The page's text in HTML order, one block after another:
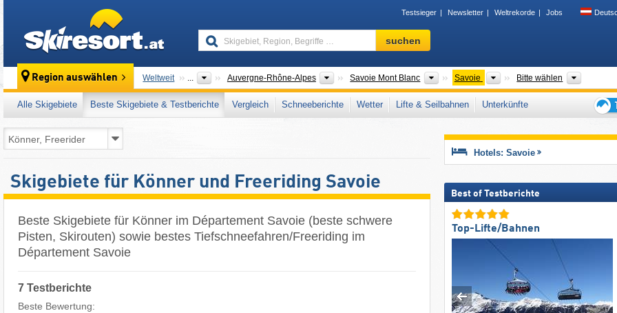
Testsieger Newsletter Weltrekorde Jobs
Skigebiet,
Region,
…
suchen
Region auswählen Weltweit ... Auvergne-Rhône-Alpes Neue Regionen
Savoie Mont Blanc Tourismusregionen
Savoie Départements
Bitte wählen
Alle Skigebiete Beste Skigebiete & Testberichte Vergleich Schneeberichte Wetter Lifte & Seilbahnen
Unterkünfte
für
Skigebiete für Könner und Freeriding Savoie
Beste Skigebiete für Könner im Département Savoie (beste schwere
Pisten, Skirouten) sowie bestes Tiefschneefahren/Freeriding im
Département Savoie
7 Testberichte
Beste Bewertung:
Hotels: Savoie
Best of Testberichte
Top-Lifte/Bahnen